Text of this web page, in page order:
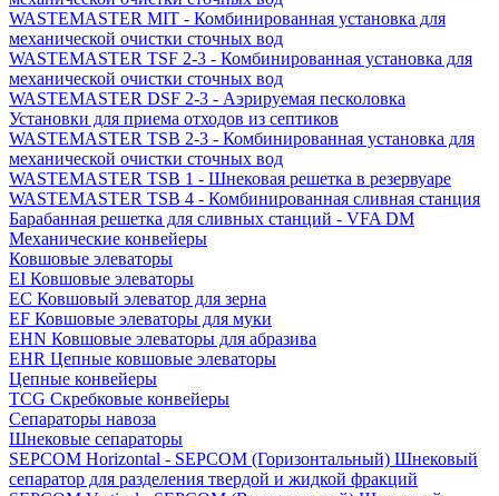
WASTEMASTER MIT - Комбинированная установка для
механической очистки сточных вод
WASTEMASTER TSF 2-3 - Комбинированная установка для
механической очистки сточных вод
WASTEMASTER DSF 2-3 - Аэрируемая песколовка
Установки для приема отходов из септиков
WASTEMASTER TSB 2-3 - Комбинированная установка для
механической очистки сточных вод
WASTEMASTER TSB 1 - Шнековая решетка в резервуаре
WASTEMASTER TSB 4 - Комбинированная сливная станция
Барабанная решетка для сливных станций - VFA DM
Механические конвейеры
Ковшовые элеваторы
EI Ковшовые элеваторы
EC Ковшовый элеватор для зерна
EF Ковшовые элеваторы для муки
EHN Ковшовые элеваторы для абразива
EHR Цепные ковшовые элеваторы
Цепные конвейеры
TCG Скребковые конвейеры
Сепараторы навоза
Шнековые сепараторы
SEPCOM Horizontal - SEPCOM (Горизонтальный) Шнековый
сепаратор для разделения твердой и жидкой фракций